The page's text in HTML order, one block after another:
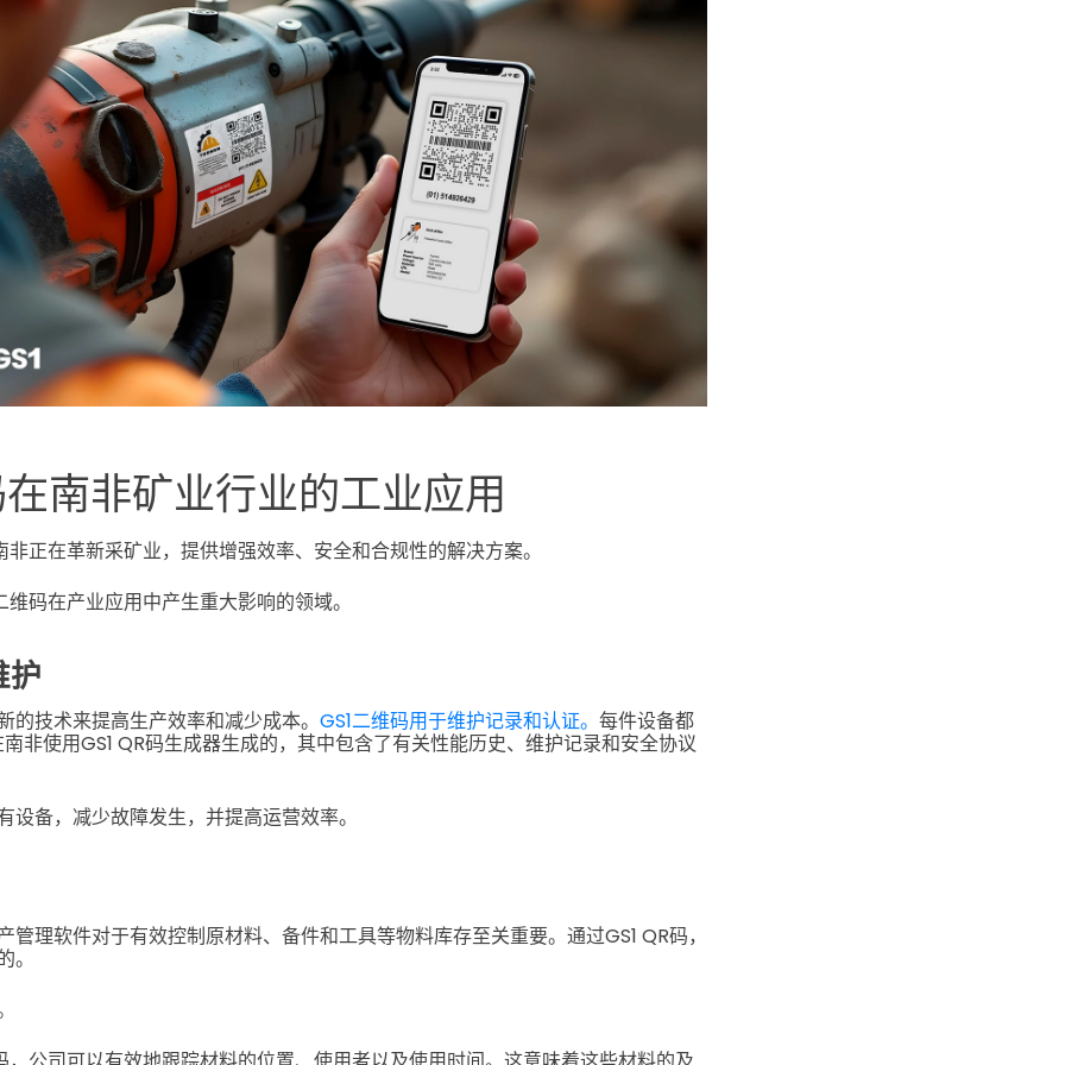
在南非矿业行业的工业应用
非正在革新采矿业，提供增强效率、安全和合规性的解决方案。
维码在产业应用中产生重大影响的领域。
护
的技术来提高生产效率和减少成本。 GS1二维码用于维护记录和认证。 每件设备都
非使用GS1 QR码生成器生成的，其中包含了有关性能历史、维护记录和安全协议
设备，减少故障发生，并提高运营效率。
管理软件对于有效控制原材料、备件和工具等物料库存至关重要。通过GS1 QR码，